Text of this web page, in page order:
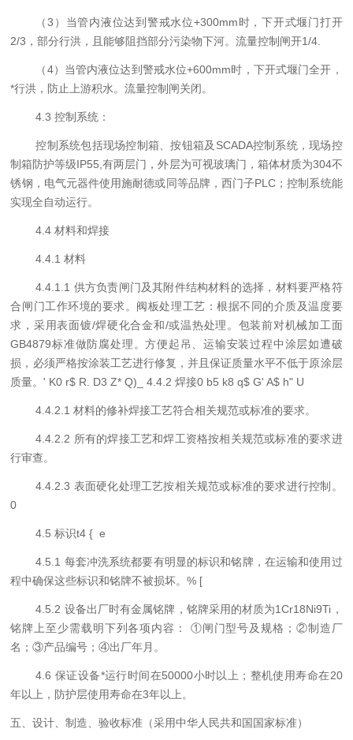
（3 ）当管内液位达到警戒水位+300mm时，下开式堰门打开
2/3 ，部分行洪，且能够阻挡部分污染物下河。流量控制 闸开1/4.
（4）当管内液位达到警戒水位+600mm时，下开式堰门全开，
*行洪，防止上游积水。流量控制 闸关闭。
4.3 控制系统 ：
控制系统包括现场控制箱、按钮箱及SCADA控制系统，现场控
制箱防护等级IP55,有两层门，外层为可视玻璃门， 箱体材质为304不
锈钢， 电气元器件使用施耐德或同等品牌 ， 西门子PLC；控制系统能
实现全自动运行。
4 .4 材料和焊接
4 .4.1 材料
4 .4.1.1 供方负责闸门及其附件结构材料的选择，材料要严格符
合闸门工作环境的要求。阀板处理工艺：根据不同的介质及温度要
求，采用表面镀/焊硬化合金和/或温热处理。 包装前对机械加工面
GB4879标准做防腐处理。方便起吊、运输安装过程中涂层如遭破
损，必须严格按涂装工艺进行修复，并且保证质量水平不低于原涂层
质量。' K0 r$ R. D3 Z* Q)_ 4 .4.2 焊接0 b5 k8 q$ G' A$ h" U
4 .4.2.1 材料的修补焊接工艺符合相关规范或标准的要求。
4 .4.2.2 所有的焊接工艺和焊工资格按相关规范或标准的要求进
行审查。
4 .4.2.3 表面硬化处理工艺按相关规范或标准的要求进行控制。
0
4 5 标识t4 { e
4 5 .1 每套冲洗系统都要有明显的标识和铭牌，在运输和使用过
程中确保这些标识和铭牌不被损坏。% [
4 5 .2 设备出厂时有金属铭牌，铭牌采用的材质为1Cr18Ni9Ti，
铭牌上至少需载明下列各项内容： ①闸门型号及规格 ；②制造厂
名 ；③产品编号 ；④出厂年月 。
4.6 保证设备*运行时间在50000小时以上；整机使用寿命在20
年以上，防护层使用寿命在3年以上。
五、设计、制造、验收标准（采用中华人民共和国国家标准）